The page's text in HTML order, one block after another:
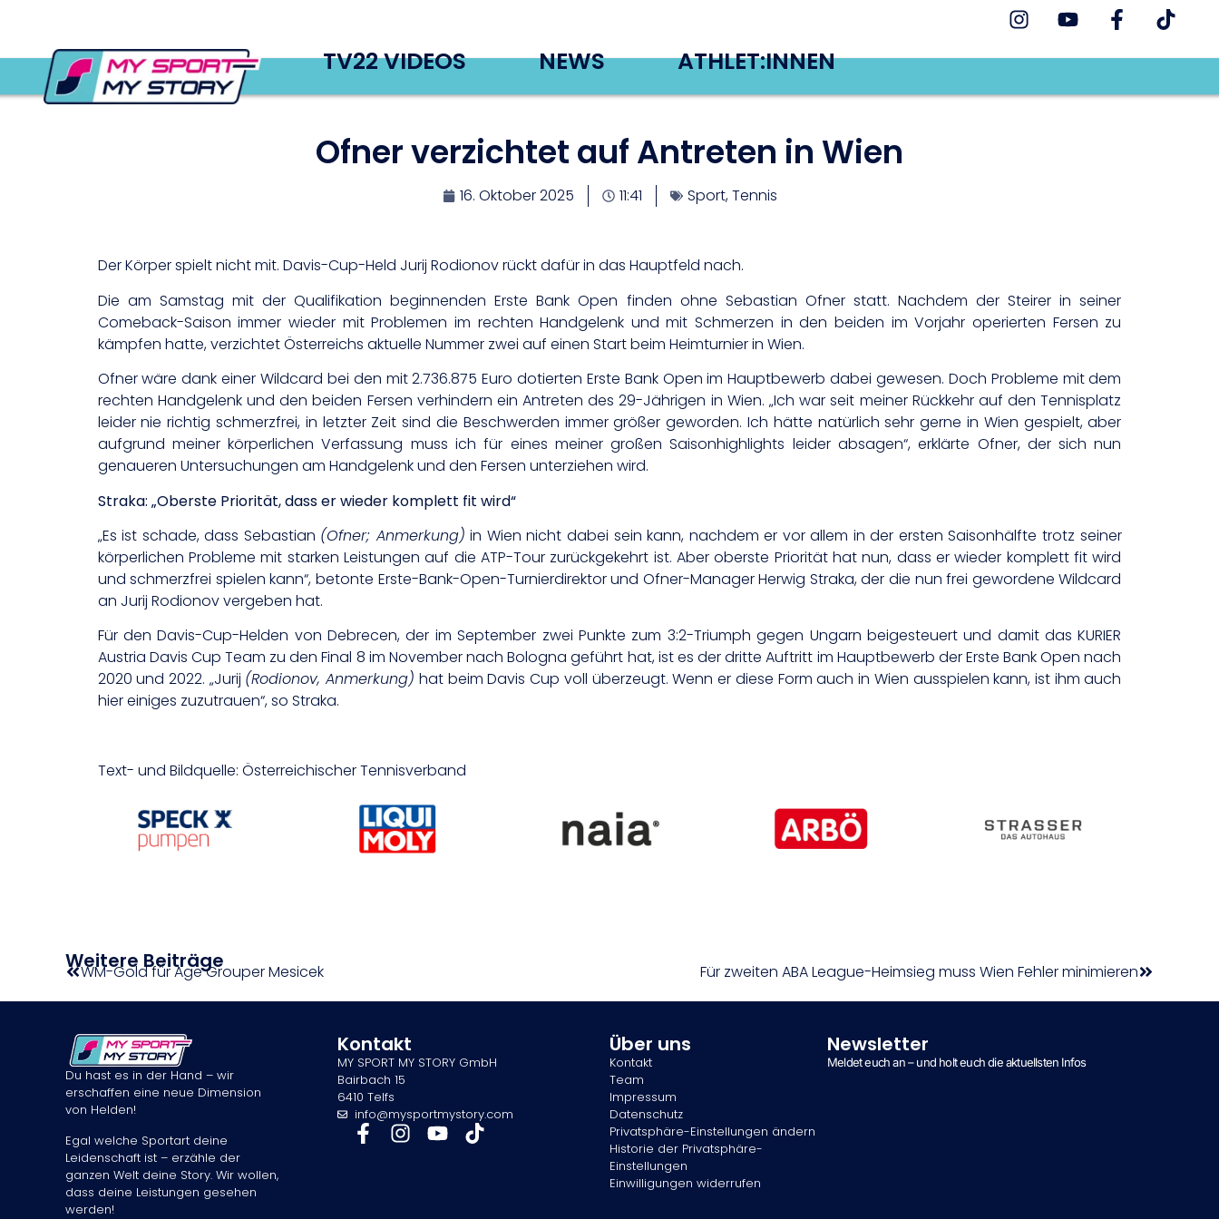
TV22 VIDEOS NEWS ATHLET:INNEN
Ofner verzichtet auf Antreten in Wien
16. Oktober 2025 11:41 Sport,Tennis
Der Körper spielt nicht mit. Davis-Cup-Held Jurij Rodionov rückt dafür in das Hauptfeld nach.
Die am Samstag mit der Qualifikation beginnenden Erste Bank Open finden ohne Sebastian Ofner statt. Nachdem der Steirer in seiner
Comeback-Saison immer wieder mit Problemen im rechten Handgelenk und mit Schmerzen in den beiden im Vorjahr operierten Fersen zu
kämpfen hatte, verzichtet Österreichs aktuelle Nummer zwei auf einen Start beim Heimturnier in Wien.
Ofner wäre dank einer Wildcard bei den mit 2.736.875 Euro dotierten Erste Bank Open im Hauptbewerb dabei gewesen. Doch Probleme mit dem
rechten Handgelenk und den beiden Fersen verhindern ein Antreten des 29-Jährigen in Wien. „Ich war seit meiner Rückkehr auf den Tennisplatz
leider nie richtig schmerzfrei, in letzter Zeit sind die Beschwerden immer größer geworden. Ich hätte natürlich sehr gerne in Wien gespielt, aber
aufgrund meiner körperlichen Verfassung muss ich für eines meiner großen Saisonhighlights leider absagen“, erklärte Ofner, der sich nun
genaueren Untersuchungen am Handgelenk und den Fersen unterziehen wird.
Straka: „Oberste Priorität, dass er wieder komplett fit wird“
„Es ist schade, dass Sebastian (Ofner; Anmerkung) in Wien nicht dabei sein kann, nachdem er vor allem in der ersten Saisonhälfte trotz seiner
körperlichen Probleme mit starken Leistungen auf die ATP-Tour zurückgekehrt ist. Aber oberste Priorität hat nun, dass er wieder komplett fit wird
und schmerzfrei spielen kann“, betonte Erste-Bank-Open-Turnierdirektor und Ofner-Manager Herwig Straka, der die nun frei gewordene Wildcard
an Jurij Rodionov vergeben hat.
Für den Davis-Cup-Helden von Debrecen, der im September zwei Punkte zum 3:2-Triumph gegen Ungarn beigesteuert und damit das KURIER
Austria Davis Cup Team zu den Final 8 im November nach Bologna geführt hat, ist es der dritte Auftritt im Hauptbewerb der Erste Bank Open nach
2020 und 2022. „Jurij (Rodionov, Anmerkung) hat beim Davis Cup voll überzeugt. Wenn er diese Form auch in Wien ausspielen kann, ist ihm auch
hier einiges zuzutrauen“, so Straka.
Text- und Bildquelle: Österreichischer Tennisverband
Weitere Beiträge
WM-Gold für Age Grouper Mesicek Für zweiten ABA League-Heimsieg muss Wien Fehler minimieren
Du hast es in der Hand – wir
erschaffen eine neue Dimension
von Helden!
Egal welche Sportart deine
Leidenschaft ist – erzähle der
ganzen Welt deine Story. Wir wollen,
dass deine Leistungen gesehen
werden!
Kontakt
MY SPORT MY STORY GmbH
Bairbach 15
6410 Telfs
info@mysportmystory.com
Über uns
Kontakt
Team
Impressum
Datenschutz
Privatsphäre-Einstellungen ändern
Historie der Privatsphäre-
Einstellungen
Einwilligungen widerrufen
Newsletter
Meldet euch an – und holt euch die aktuellsten Infos